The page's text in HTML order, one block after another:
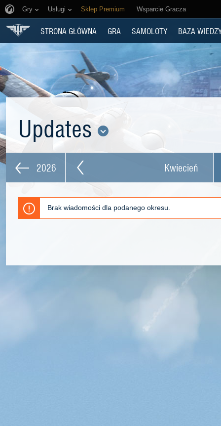
Gry Usługi Sklep Premium Wsparcie Gracza
STRONA GŁÓWNA GRA SAMOLOTY BAZA
Updates
2026 Kwiecień
Brak wiadomości dla podanego okresu.